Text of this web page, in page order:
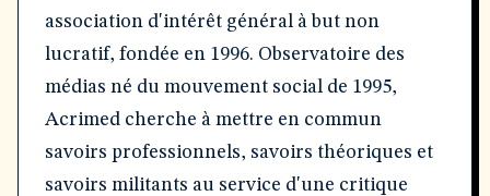
association d'intérêt général à but non
lucratif, fondée en 1996. Observatoire des
médias né du mouvement social de 1995,
Acrimed cherche à mettre en commun
savoirs professionnels, savoirs théoriques et
savoirs militants au service d'une critique